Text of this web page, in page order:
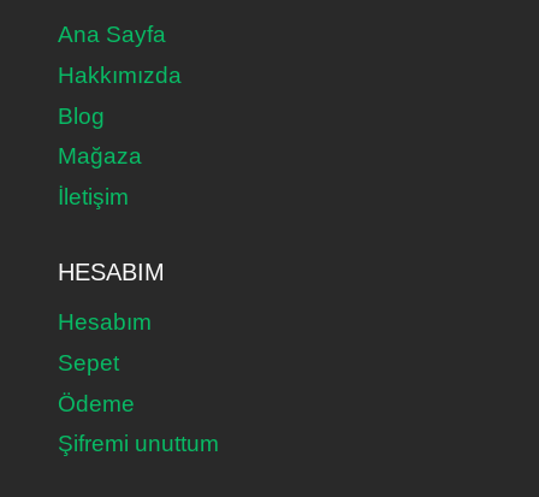
Ana Sayfa
Hakkımızda
Blog
Mağaza
İletişim
HESABIM
Hesabım
Sepet
Ödeme
Şifremi unuttum